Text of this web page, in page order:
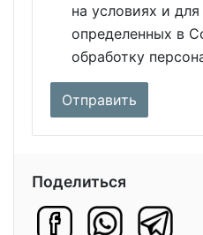
на условиях и для
определенных в
обработку
Поделиться